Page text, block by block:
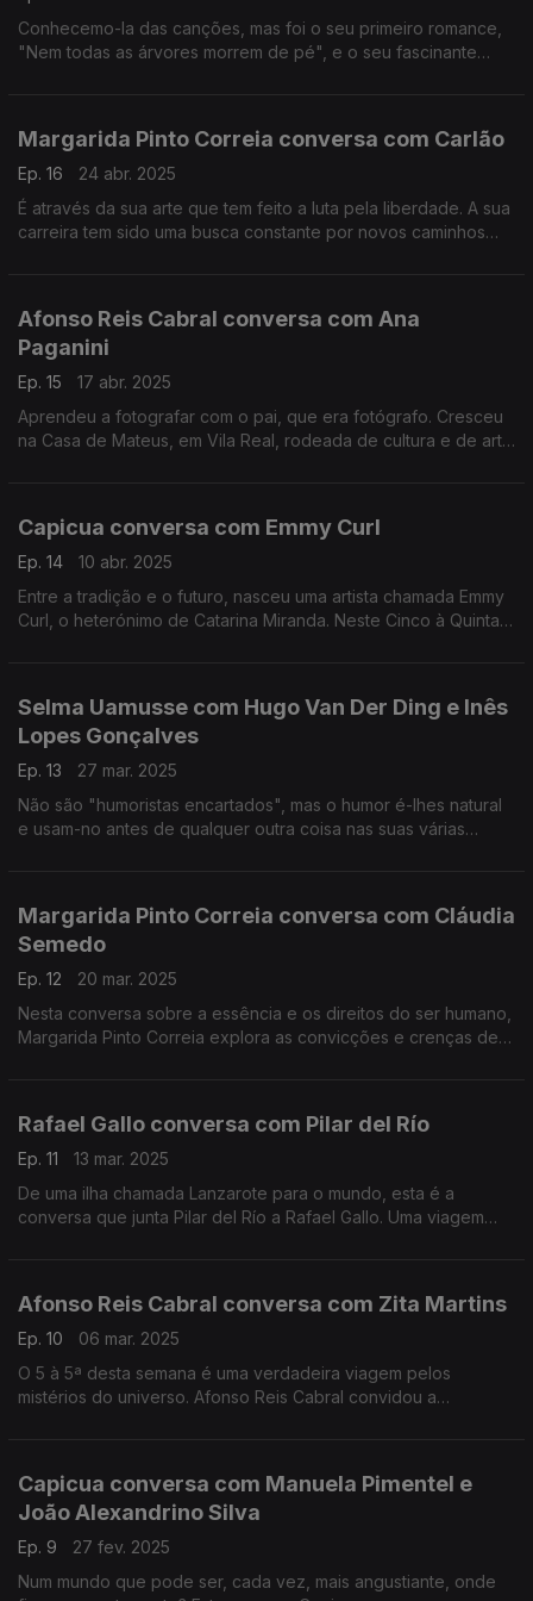
Conhecemo-la das canções, mas foi o seu primeiro romance,
"Nem todas as árvores morrem de pé", e o seu fascinante
Margarida Pinto Correia conversa com Carlão
Ep. 16
24 abr. 2025
É através da sua arte que tem feito a luta pela liberdade. A sua
carreira tem sido uma busca constante por novos caminhos
Afonso Reis Cabral conversa com Ana
Paganini
Ep. 15
17 abr. 2025
Aprendeu a fotografar com o pai, que era fotógrafo. Cresceu
na Casa de Mateus, em Vila Real, rodeada de cultura e de arte
Capicua conversa com Emmy Curl
Ep. 14
10 abr. 2025
Entre a tradição e o futuro, nasceu uma artista chamada Emmy
Curl, o heterónimo de Catarina Miranda. Neste Cinco à Quinta,
Selma Uamusse com Hugo Van Der Ding e Inês
Lopes Gonçalves
Ep. 13
27 mar. 2025
Não são "humoristas encartados", mas o humor é-lhes natural
e usam-no antes de qualquer outra coisa nas suas várias
Margarida Pinto Correia conversa com Cláudia
Semedo
Ep. 12
20 mar. 2025
Nesta conversa sobre a essência e os direitos do ser humano,
Margarida Pinto Correia explora as convicções e crenças de
Rafael Gallo conversa com Pilar del Río
Ep. 11
13 mar. 2025
De uma ilha chamada Lanzarote para o mundo, esta é a
conversa que junta Pilar del Río a Rafael Gallo. Uma viagem
Afonso Reis Cabral conversa com Zita Martins
Ep. 10
06 mar. 2025
O 5 à 5ª desta semana é uma verdadeira viagem pelos
mistérios do universo. Afonso Reis Cabral convidou a
Capicua conversa com Manuela Pimentel e
João Alexandrino Silva
Ep. 9
27 fev. 2025
Num mundo que pode ser, cada vez, mais angustiante, onde